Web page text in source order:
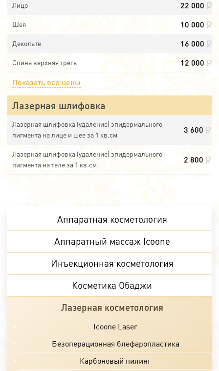
Аппаратная косметология
Аппаратный массаж Icoone
Инъекционная косметология
Косметика Обаджи
Лазерная косметология
Icoone Laser
Безоперационная блефаропластика
Карбоновый пилинг
Лицо 22 000
Шея 10 000
Декольте 16 000
Спина верхняя треть 12 000
Показать все цены
Лазерная шлифовка
Лазерная шлифовка (удаление) эпидермального
пигмента на лице и шее за 1 кв.см
3 600
Лазерная шлифовка (удаление) эпидермального
пигмента на теле за 1 кв.см
2 800